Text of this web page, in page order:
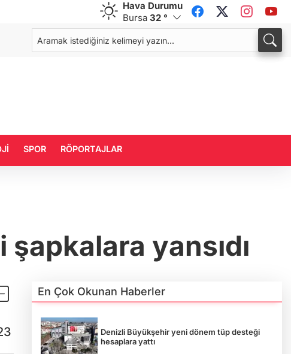
Hava Durumu
Bursa 32 °
CHF
59,0083 %0,82
SPOR RÖPORTAJLAR
yansıdı
En Çok Okunan Haberler
Denizli Büyükşehir yeni dönem tüp desteği
hesaplara yattı